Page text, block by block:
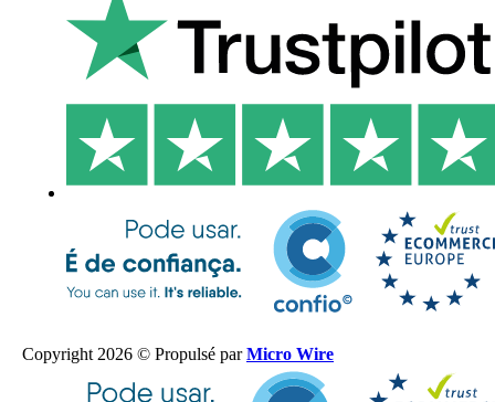
Copyright 2026 © Propulsé parMicro Wire